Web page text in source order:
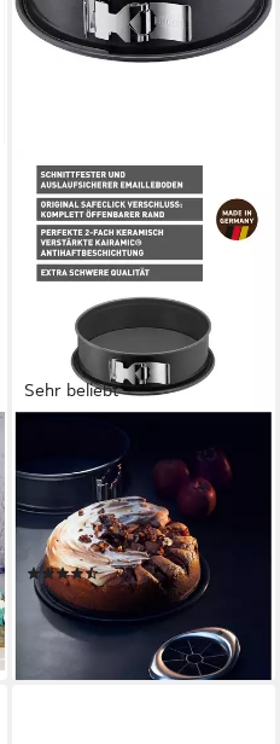
Sehr beliebt
KAISER BACKFORMEN
Backform La Forme Plus,
schnittfest, backofenfest,
auslaufsicher, Made in
Germany
(37)
ab 28,94 € 44,99 €
-36%
lieferbar - in 1-2 Werktagen bei dir